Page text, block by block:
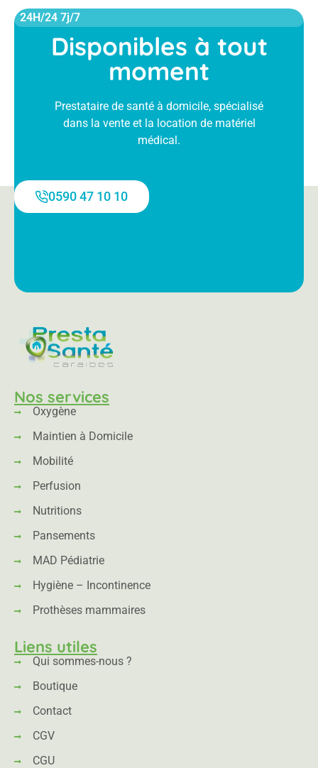
24H/24 7j/7
Disponibles à tout
moment
Prestataire de santé à domicile, spécialisé
dans la vente et la location de matériel
médical.
0590 47 10 10
Nos services
Oxygène
Maintien à Domicile
Mobilité
Perfusion
Nutritions
Pansements
MAD Pédiatrie
Hygiène – Incontinence
Prothèses mammaires
Liens utiles
Qui sommes-nous ?
Boutique
Contact
CGV
CGU